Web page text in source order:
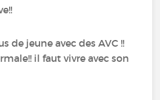
de jeune avec des AVC !!
il faut vivre avec son